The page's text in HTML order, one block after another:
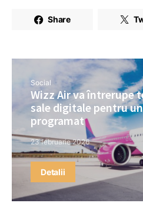
Share
Social
Wizz Air va întrerupe
sale digitale pentru
programat
23 februarie 2026
Detalii